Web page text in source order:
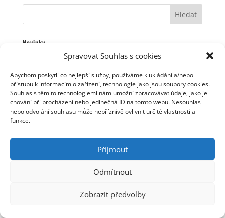
Spravovat Souhlas s cookies
Abychom poskytli co nejlepší služby, používáme k ukládání a/nebo
přístupu k informacím o zařízení, technologie jako jsou soubory cookies.
Souhlas s těmito technologiemi nám umožní zpracovávat údaje, jako je
chování při procházení nebo jedinečná ID na tomto webu. Nesouhlas
nebo odvolání souhlasu může nepříznivě ovlivnit určité vlastnosti a
funkce.
Příjmout
Odmítnout
Zobrazit předvolby
Novinky
Jarek Nohavica s cimbálovou muzikou
Dva listopadové koncerty v Plzni
Videoklip starý 14 let
Nové termíny koncertů
© Jaromír Nohavica 2006 - 2025 | Webmaster: Tomáš
Linhart | Webhosting: ha-vel |Webarchivováno
Národní knihovnou ČR